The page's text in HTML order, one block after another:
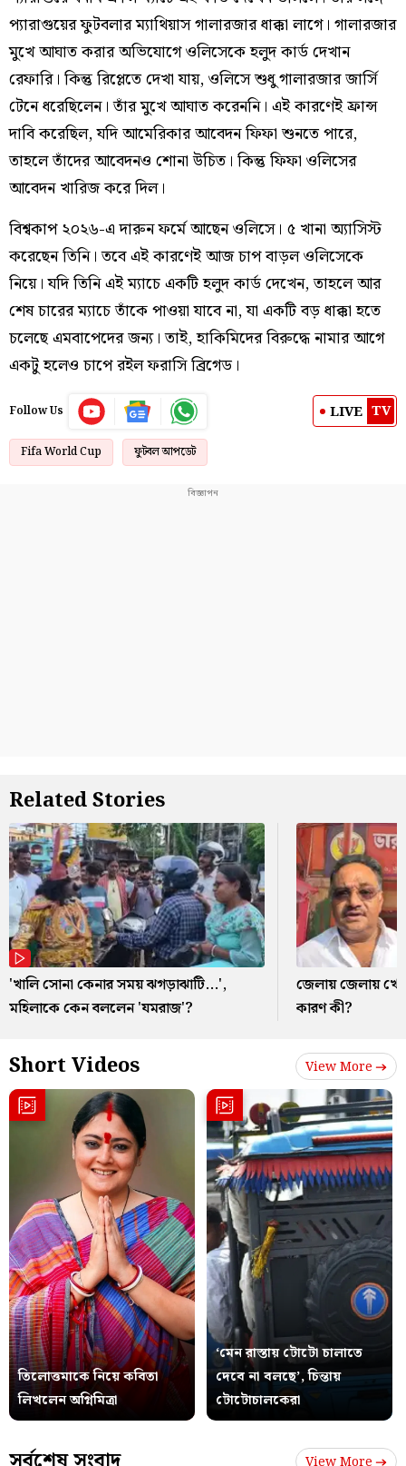
প্যারাগুয়ের ফুটবলার ম্যাথিয়াস গালারজার ধাক্কা লাগে। গালারজার
মুখে আঘাত করার অভিযোগে ওলিসেকে হলুদ কার্ড দেখান
রেফারি। কিন্তু রিপ্লেতে দেখা যায়, ওলিসে শুধু গালারজার জার্সি
টেনে ধরেছিলেন। তাঁর মুখে আঘাত করেননি। এই কারণেই ফ্রান্স
দাবি করেছিল, যদি আমেরিকার আবেদন ফিফা শুনতে পারে,
তাহলে তাঁদের আবেদনও শোনা উচিত। কিন্তু ফিফা ওলিসের
আবেদন খারিজ করে দিল।
বিশ্বকাপ ২০২৬-এ দারুন ফর্মে আছেন ওলিসে। ৫ খানা অ্যাসিস্ট
করেছেন তিনি। তবে এই কারণেই আজ চাপ বাড়ল ওলিসেকে
নিয়ে। যদি তিনি এই ম্যাচে একটি হলুদ কার্ড দেখেন, তাহলে আর
শেষ চারের ম্যাচে তাঁকে পাওয়া যাবে না, যা একটি বড় ধাক্কা হতে
চলেছে এমবাপেদের জন্য। তাই, হাকিমিদের বিরুদ্ধে নামার আগে
একটু হলেও চাপে রইল ফরাসি ব্রিগেড।
Follow Us LIVE TV
Fifa World Cup ফুটবল আপডেট
Related Stories
'খালি সোনা কেনার সময় ঝগড়াঝাটি...',
মহিলাকে কেন বললেন 'যমরাজ'?
জেলায় জেলায়
কারণ কী?
Short Videos View More
তিলোত্তমাকে নিয়ে কবিতা
লিখলেন অগ্নিমিত্রা
‘মেন রাস্তায় টোটো চালাতে
দেবে না বলছে’, চিন্তায়
টোটোচালকেরা
View More